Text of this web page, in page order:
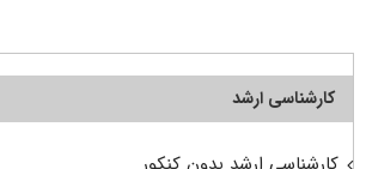
کارشناسی ارشد